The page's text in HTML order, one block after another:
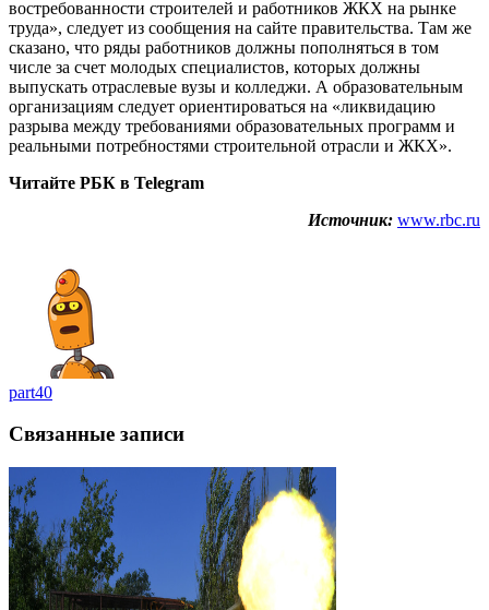
востребованности строителей и работников ЖКХ на рынке
труда», следует из сообщения на сайте правительства. Там же
сказано, что ряды работников должны пополняться в том
числе за счет молодых специалистов, которых должны
выпускать отраслевые вузы и колледжи. А образовательным
организациям следует ориентироваться на «ликвидацию
разрыва между требованиями образовательных программ и
реальными потребностями строительной отрасли и ЖКХ».
Читайте РБК в Telegram
Источник: www.rbc.ru
part40
Связанные записи